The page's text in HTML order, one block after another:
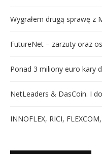
Wygrałem drugą sprawę z
FutureNet – zarzuty oraz
Ponad 3 miliony euro kary
NetLeaders & DasCoin. I
INNOFLEX, RICI,